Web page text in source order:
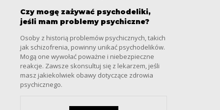
Czy mogę zażywać psychodeliki,
jeśli mam problemy psychiczne?
Osoby z historią problemów psychicznych, takich
jak schizofrenia, powinny unikać psychodelików.
Mogą one wywołać poważne i niebezpieczne
reakcje. Zawsze skonsultuj się z lekarzem, jeśli
masz jakiekolwiek obawy dotyczące zdrowia
psychicznego.